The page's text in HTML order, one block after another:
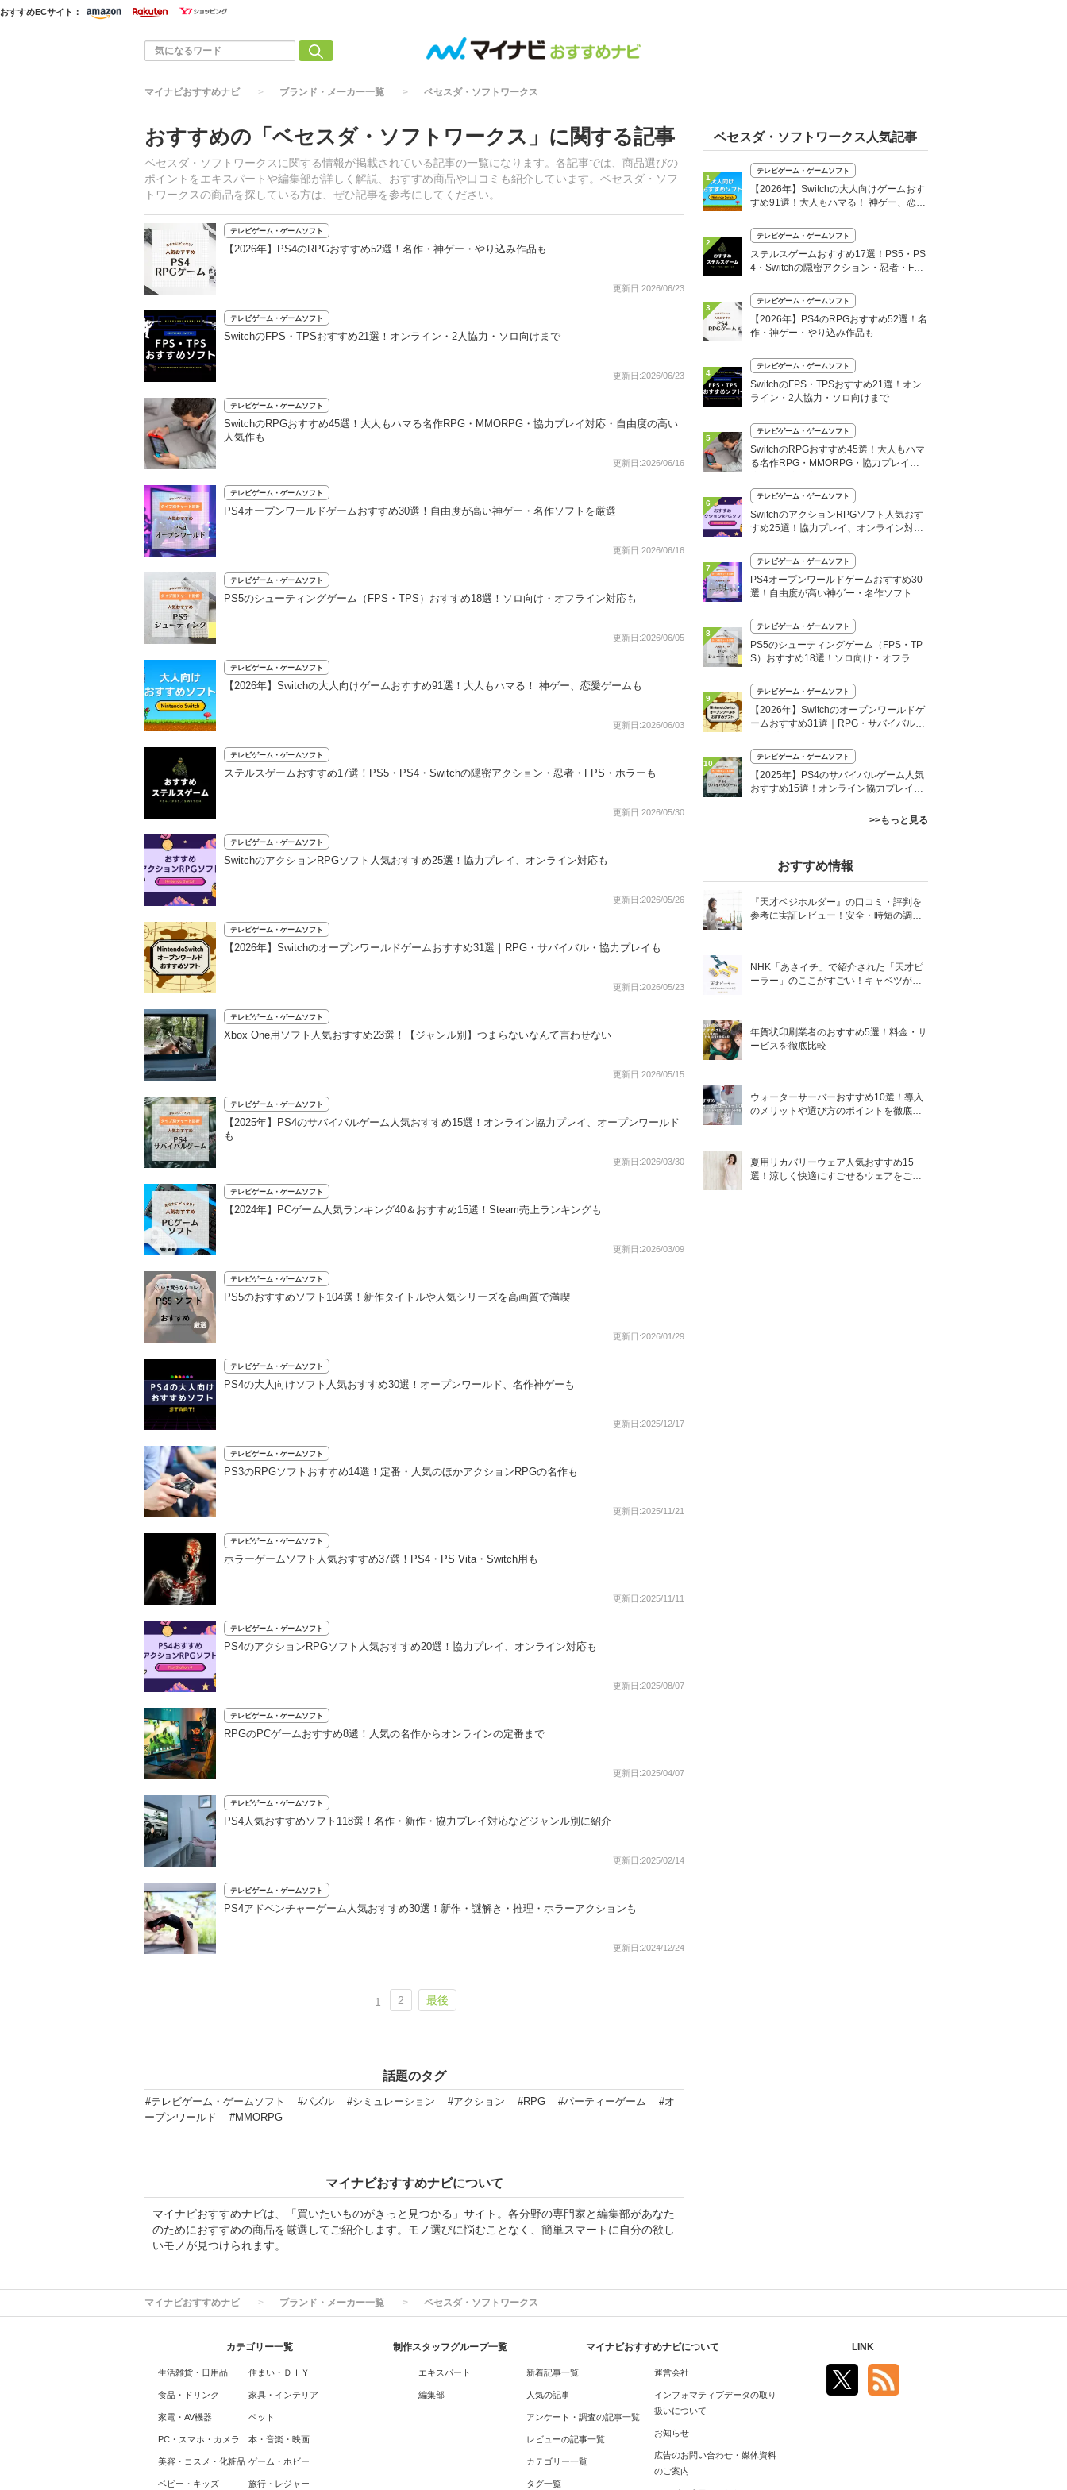
おすすめECサイト：
マイナビおすすめナビ ブランド・メーカー一覧 ベセスダ・ソフトワークス
おすすめの「ベセスダ・ソフトワークス」に関する記事
ベセスダ・ソフトワークスに関する情報が掲載されている記事の一覧になります。各記事では、商品選びの
ポイントをエキスパートや編集部が詳しく解説、おすすめ商品や口コミも紹介しています。ベセスダ・ソフ
トワークスの商品を探している方は、ぜひ記事を参考にしてください。
テレビゲーム・ゲームソフト
【2026年】PS4のRPGおすすめ52選！名作・神ゲー・やり込み作品も
更新日:2026/06/23
テレビゲーム・ゲームソフト
SwitchのFPS・TPSおすすめ21選！オンライン・2人協力・ソロ向けまで
更新日:2026/06/23
テレビゲーム・ゲームソフト
SwitchのRPGおすすめ45選！大人もハマる名作RPG・MMORPG・協力プレイ対応・自由度の高い
人気作も
更新日:2026/06/16
テレビゲーム・ゲームソフト
PS4オープンワールドゲームおすすめ30選！自由度が高い神ゲー・名作ソフトを厳選
更新日:2026/06/16
テレビゲーム・ゲームソフト
PS5のシューティングゲーム（FPS・TPS）おすすめ18選！ソロ向け・オフライン対応も
更新日:2026/06/05
テレビゲーム・ゲームソフト
【2026年】Switchの大人向けゲームおすすめ91選！大人もハマる！ 神ゲー、恋愛ゲームも
更新日:2026/06/03
テレビゲーム・ゲームソフト
ステルスゲームおすすめ17選！PS5・PS4・Switchの隠密アクション・忍者・FPS・ホラーも
更新日:2026/05/30
テレビゲーム・ゲームソフト
SwitchのアクションRPGソフト人気おすすめ25選！協力プレイ、オンライン対応も
更新日:2026/05/26
テレビゲーム・ゲームソフト
【2026年】Switchのオープンワールドゲームおすすめ31選｜RPG・サバイバル・協力プレイも
更新日:2026/05/23
テレビゲーム・ゲームソフト
Xbox One用ソフト人気おすすめ23選！【ジャンル別】つまらないなんて言わせない
更新日:2026/05/15
テレビゲーム・ゲームソフト
【2025年】PS4のサバイバルゲーム人気おすすめ15選！オンライン協力プレイ、オープンワールド
も
更新日:2026/03/30
テレビゲーム・ゲームソフト
【2024年】PCゲーム人気ランキング40＆おすすめ15選！Steam売上ランキングも
更新日:2026/03/09
テレビゲーム・ゲームソフト
PS5のおすすめソフト104選！新作タイトルや人気シリーズを高画質で満喫
更新日:2026/01/29
テレビゲーム・ゲームソフト
PS4の大人向けソフト人気おすすめ30選！オープンワールド、名作神ゲーも
更新日:2025/12/17
テレビゲーム・ゲームソフト
PS3のRPGソフトおすすめ14選！定番・人気のほかアクションRPGの名作も
更新日:2025/11/21
テレビゲーム・ゲームソフト
ホラーゲームソフト人気おすすめ37選！PS4・PS Vita・Switch用も
更新日:2025/11/11
テレビゲーム・ゲームソフト
PS4のアクションRPGソフト人気おすすめ20選！協力プレイ、オンライン対応も
更新日:2025/08/07
テレビゲーム・ゲームソフト
RPGのPCゲームおすすめ8選！人気の名作からオンラインの定番まで
更新日:2025/04/07
テレビゲーム・ゲームソフト
PS4人気おすすめソフト118選！名作・新作・協力プレイ対応などジャンル別に紹介
更新日:2025/02/14
テレビゲーム・ゲームソフト
PS4アドベンチャーゲーム人気おすすめ30選！新作・謎解き・推理・ホラーアクションも
更新日:2024/12/24
1 2 最後
話題のタグ
#テレビゲーム・ゲームソフト #パズル #シミュレーション #アクション #RPG #パーティーゲーム
#オ
ープンワールド
#MMORPG
マイナビおすすめナビについて
マイナビおすすめナビは、「買いたいものがきっと見つかる」サイト。各分野の専門家と編集部があなた
のためにおすすめの商品を厳選してご紹介します。モノ選びに悩むことなく、簡単スマートに自分の欲し
いモノが見つけられます。
ベセスダ・ソフトワークス人気記事
1
テレビゲーム・ゲームソフト
【2026年】Switchの大人向けゲームおす
すめ91選！大人もハマる！ 神ゲー、恋愛
2
テレビゲーム・ゲームソフト
ステルスゲームおすすめ17選！PS5・PS
4・Switchの隠密アクション・忍者・FP
3
テレビゲーム・ゲームソフト
【2026年】PS4のRPGおすすめ52選！名
作・神ゲー・やり込み作品も
4
テレビゲーム・ゲームソフト
SwitchのFPS・TPSおすすめ21選！オン
ライン・2人協力・ソロ向けまで
5
テレビゲーム・ゲームソフト
SwitchのRPGおすすめ45選！大人もハマ
る名作RPG・MMORPG・協力プレイ対
6
テレビゲーム・ゲームソフト
SwitchのアクションRPGソフト人気おす
すめ25選！協力プレイ、オンライン対応
7
テレビゲーム・ゲームソフト
PS4オープンワールドゲームおすすめ30
選！自由度が高い神ゲー・名作ソフトを
8
テレビゲーム・ゲームソフト
PS5のシューティングゲーム（FPS・TP
S）おすすめ18選！ソロ向け・オフライ
9
テレビゲーム・ゲームソフト
【2026年】Switchのオープンワールドゲ
ームおすすめ31選｜RPG・サバイバル・
10
テレビゲーム・ゲームソフト
【2025年】PS4のサバイバルゲーム人気
おすすめ15選！オンライン協力プレイ、
>>もっと見る
おすすめ情報
『天才ベジホルダー』の口コミ・評判を
参考に実証レビュー！安全・時短の調理
NHK「あさイチ」で紹介された「天才ピ
ーラー」のここがすごい！キャベツがほ
年賀状印刷業者のおすすめ5選！料金・サ
ービスを徹底比較
ウォーターサーバーおすすめ10選！導入
のメリットや選び方のポイントを徹底解
夏用リカバリーウェア人気おすすめ15
選！涼しく快適にすごせるウェアをご紹
マイナビおすすめナビ ブランド・メーカー一覧 ベセスダ・ソフトワークス
カテゴリー一覧
生活雑貨・日用品
食品・ドリンク
家電・AV機器
PC・スマホ・カメラ
美容・コスメ・化粧品
ベビー・キッズ
住まい・ＤＩＹ
家具・インテリア
ペット
本・音楽・映画
ゲーム・ホビー
旅行・レジャー
制作スタッフグループ一覧
エキスパート
編集部
マイナビおすすめナビについて
新着記事一覧
人気の記事
アンケート・調査の記事一覧
レビューの記事一覧
カテゴリー一覧
タグ一覧
運営会社
インフォマティブデータの取り
扱いについて
お知らせ
広告のお問い合わせ・媒体資料
のご案内
LINK